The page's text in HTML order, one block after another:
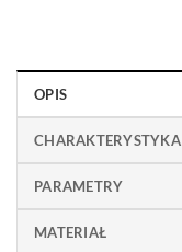
OPIS
CHARAKTERYSTYKA
PARAMETRY
MATERIAŁ